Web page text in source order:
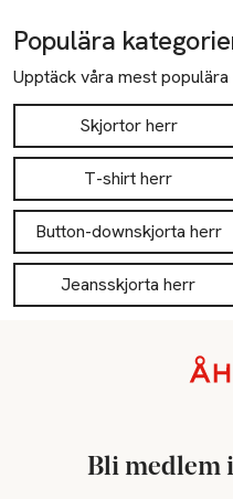
Populära
Upptäck våra mest
Skjortor herr
T-shirt herr
Button-downskjorta herr
Jeansskjorta herr
Bli medlem